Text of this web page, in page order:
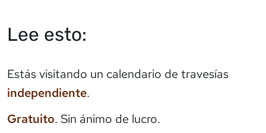
Lee esto:
Estás visitando un calendario de travesías
independiente.
Gratuito. Sin ánimo de lucro.